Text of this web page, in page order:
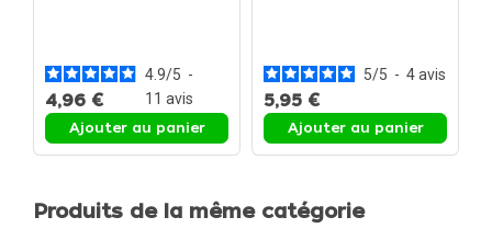
4.9/5 -
11 avis
4,96 €
Ajouter au panier
5/5 - 4avis
5,95 €
Ajouter au panier
Produits de la même catégorie